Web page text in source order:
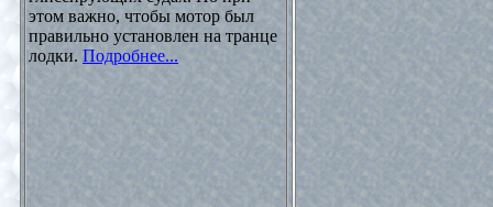
этом важно, чтобы мотор был
правильно установлен на транце
лодки. Подробнее...